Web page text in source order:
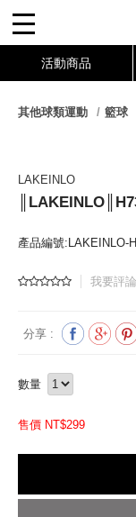
活動商品
其他球類運動 籃球
LAKEINLO
產品編號:LAKEINLO-
我要評論
分享 :
數量
售價 NT$299